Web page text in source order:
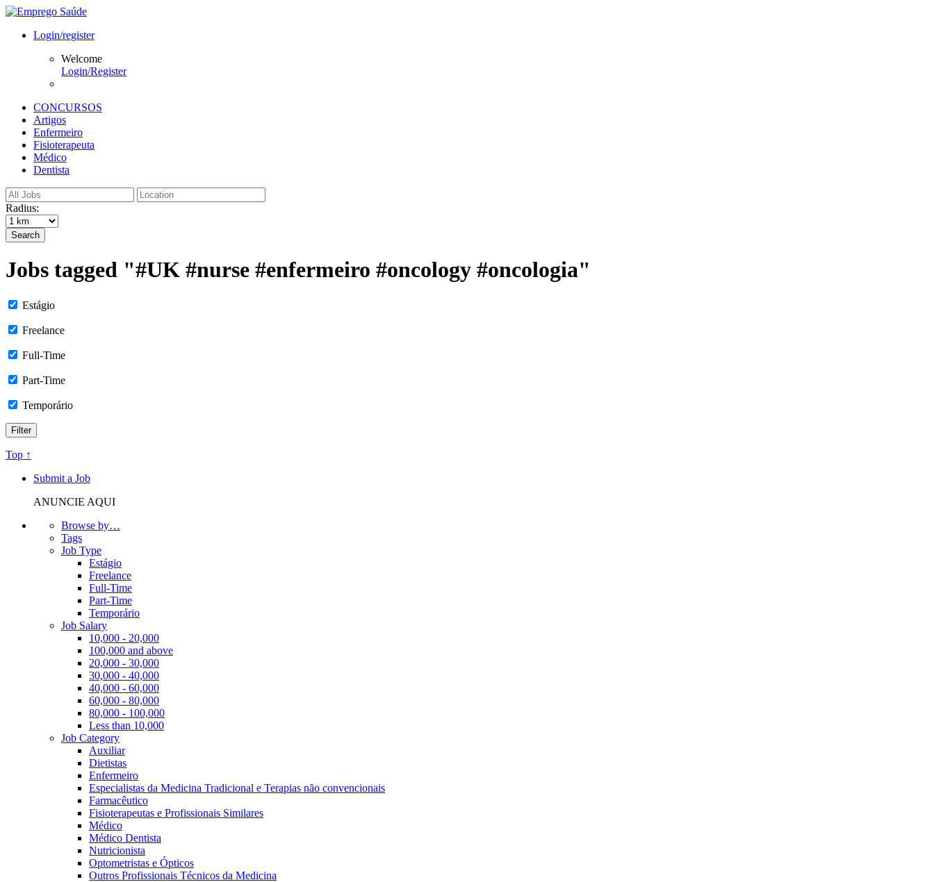
Login/register
Welcome
Login/Register
CONCURSOS
Artigos
Enfermeiro
Fisioterapeuta
Médico
Dentista
Radius:
Search
Jobs tagged "#UK #nurse #enfermeiro #oncology #oncologia"
Estágio
Freelance
Full-Time
Part-Time
Temporário
Top ↑
Submit a Job
ANUNCIE AQUI
Browse by…
Tags
Job Type
Estágio
Freelance
Full-Time
Part-Time
Temporário
Job Salary
10,000 - 20,000
100,000 and above
20,000 - 30,000
30,000 - 40,000
40,000 - 60,000
60,000 - 80,000
80,000 - 100,000
Less than 10,000
Job Category
Auxiliar
Dietistas
Enfermeiro
Especialistas da Medicina Tradicional e Terapias não convencionais
Farmacêutico
Fisioterapeutas e Profissionais Similares
Médico
Médico Dentista
Nutricionista
Optometristas e Ópticos
Outros Profissionais Técnicos da Medicina